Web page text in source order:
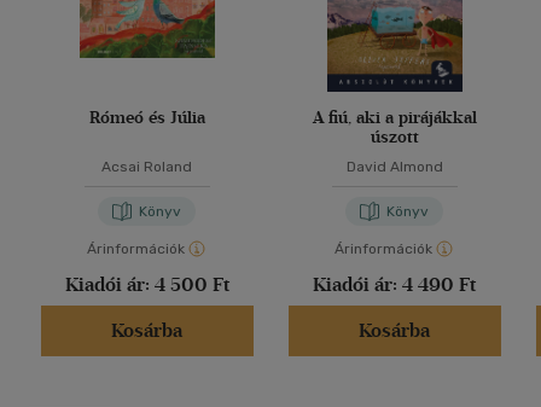
Rómeó és Júlia
Acsai Roland
Könyv
Árinformációk
Kiadói ár: 4 500 Ft
Kosárba
A fiú, aki a pirájákkal
úszott
David Almond
Könyv
Árinformációk
Kiadói ár: 4 490 Ft
Kosárba